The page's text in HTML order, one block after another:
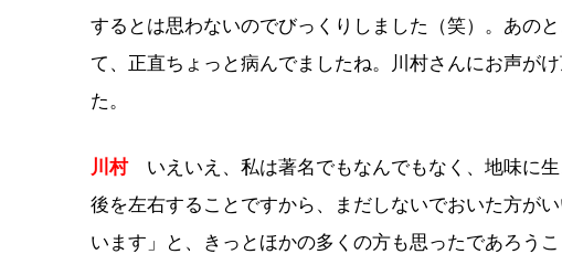
するとは思わないのでびっくりしました（笑）。あの
て、正直ちょっと病んでましたね。川村さんにお声が
た。
川村いえいえ、私は著名でもなんでもなく、地味に
後を左右することですから、まだしないでおいた方が
います」と、きっとほかの多くの方も思ったであろう